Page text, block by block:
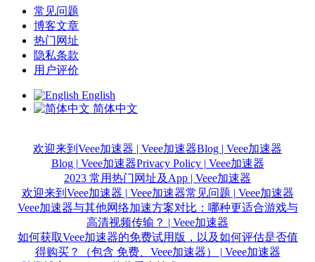
常见问题
博客文章
热门网址
隐私条款
用户评价
English
简体中文
欢迎来到Veee加速器 | Veee加速器Blog | Veee加速器
Blog | Veee加速器Privacy Policy | Veee加速器
2023 常用热门网址及App | Veee加速器
欢迎来到Veee加速器 | Veee加速器常见问题 | Veee加速器
Veee加速器与其他网络加速方案对比：哪种更适合游戏与
高清视频传输？ | Veee加速器
如何获取Veee加速器的免费试用版，以及如何评估是否值
得购买？（包含 免费、Veee加速器） | Veee加速器